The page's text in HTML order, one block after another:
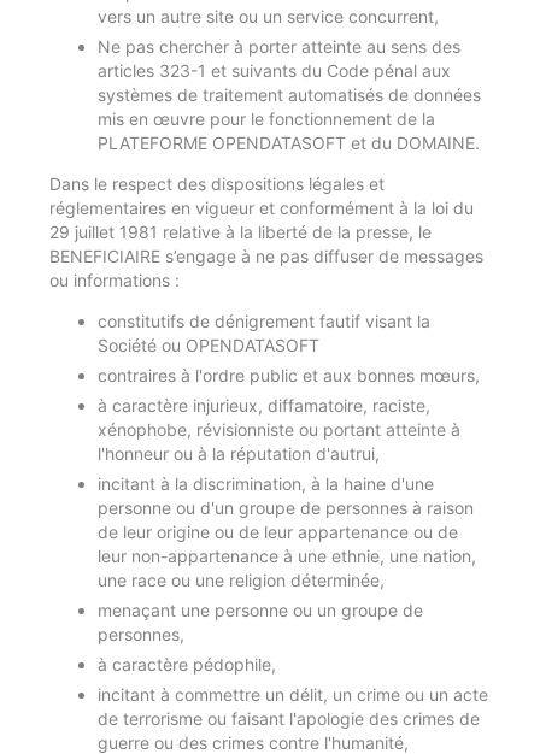
vers un autre site ou un service concurrent,
Ne pas chercher à porter atteinte au sens des
articles 323-1 et suivants du Code pénal aux
systèmes de traitement automatisés de données
mis en œuvre pour le fonctionnement de la
PLATEFORME OPENDATASOFT et du DOMAINE.
Dans le respect des dispositions légales et
réglementaires en vigueur et conformément à la loi du
29 juillet 1981 relative à la liberté de la presse, le
BENEFICIAIRE s’engage à ne pas diffuser de messages
ou informations :
constitutifs de dénigrement fautif visant la
Société ou OPENDATASOFT
contraires à l'ordre public et aux bonnes mœurs,
à caractère injurieux, diffamatoire, raciste,
xénophobe, révisionniste ou portant atteinte à
l'honneur ou à la réputation d'autrui,
incitant à la discrimination, à la haine d'une
personne ou d'un groupe de personnes à raison
de leur origine ou de leur appartenance ou de
leur non-appartenance à une ethnie, une nation,
une race ou une religion déterminée,
menaçant une personne ou un groupe de
personnes,
à caractère pédophile,
incitant à commettre un délit, un crime ou un acte
de terrorisme ou faisant l'apologie des crimes de
guerre ou des crimes contre l'humanité,